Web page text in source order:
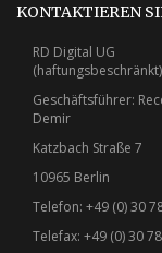
KONTAKTIEREN
RD Digital UG
(haftungsbeschränkt)
Geschäftsführer:
Demir
Katzbach Straße 7
10965 Berlin
Telefon: +49 (0) 30
Telefax: +49 (0) 30